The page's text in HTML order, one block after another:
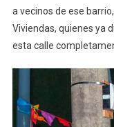
a vecinos de ese
Viviendas, quienes ya
esta calle